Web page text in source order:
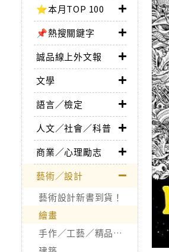
⭐本月TOP 100
📌熱搜關鍵字
誠品線上外文報
文學
語言／檢定
人文／社會／科普
商業／心理勵志
藝術／設計
藝術設計新書到貨！
繪畫
手作／工藝／精品收藏